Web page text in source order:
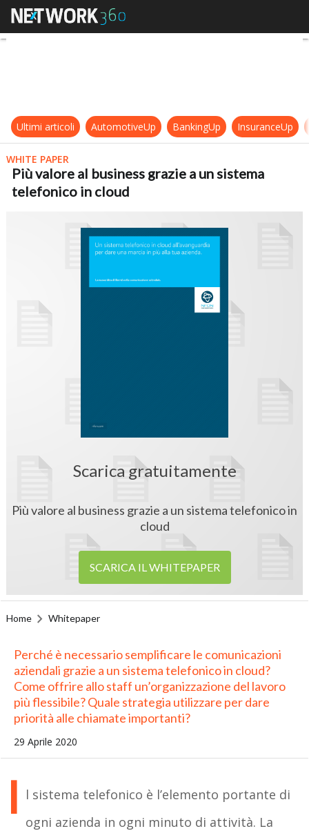
Più valore al business grazie a un
Ultimi articoli AutomotiveUp BankingUp InsuranceUp
WHITE PAPER
Più valore al business grazie a un sistema
telefonico in cloud
Scarica gratuitamente
Più valore al business grazie a un sistema telefonico in
cloud
SCARICA IL WHITEPAPER
Home Whitepaper
Perché è necessario semplificare le comunicazioni
aziendali grazie a un sistema telefonico in cloud?
Come offrire allo staff un’organizzazione del lavoro
più flessibile? Quale strategia utilizzare per dare
priorità alle chiamate importanti?
29 Aprile 2020
I l sistema telefonico è l’elemento portante di
ogni azienda in ogni minuto di attività. La